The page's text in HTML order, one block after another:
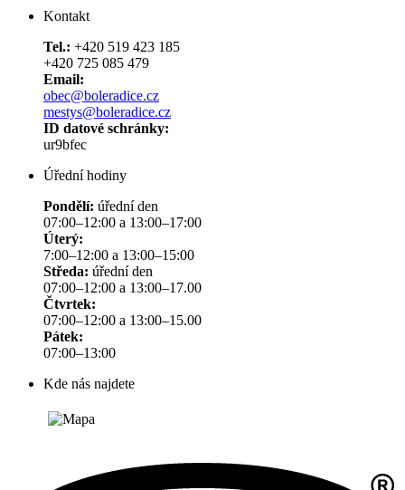
Kontakt
Tel.: +420 519 423 185
+420 725 085 479
Email:
obec@boleradice.cz
mestys@boleradice.cz
ID datové schránky:
ur9bfec
Úřední hodiny
Pondělí: úřední den
07:00–12:00 a 13:00–17:00
Úterý:
7:00–12:00 a 13:00–15:00
Středa: úřední den
07:00–12:00 a 13:00–17.00
Čtvrtek:
07:00–12:00 a 13:00–15.00
Pátek:
07:00–13:00
Kde nás najdete